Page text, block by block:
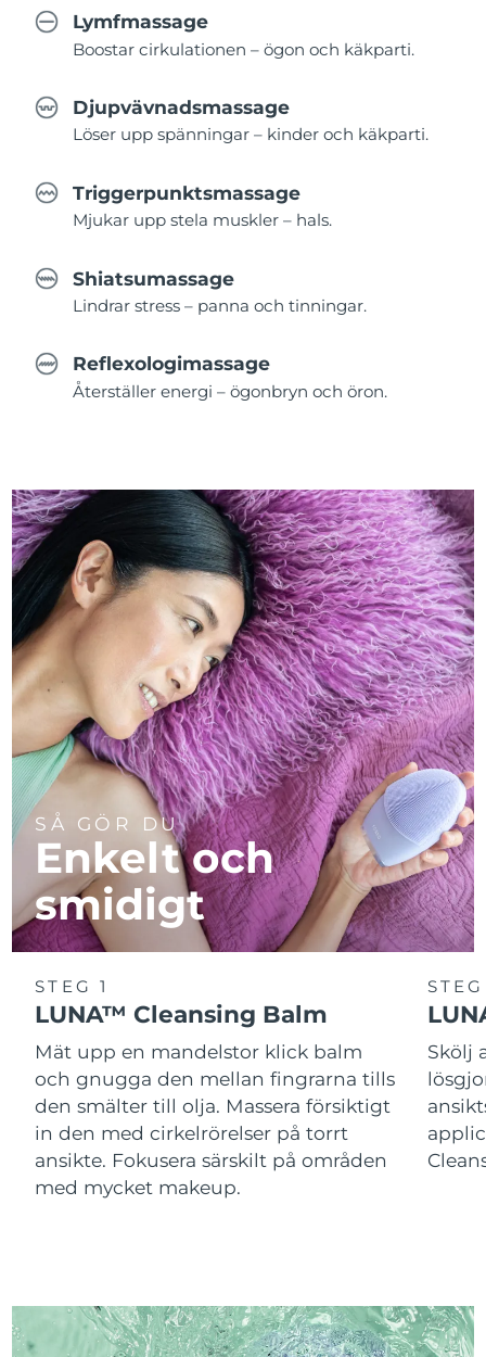
Lymfmassage
Boostar cirkulationen – ögon och käkparti.
Djupvävnadsmassage
Löser upp spänningar – kinder och käkparti.
Triggerpunktsmassage
Mjukar upp stela muskler – hals.
Shiatsumassage
Lindrar stress – panna och tinningar.
Reflexologimassage
Återställer energi – ögonbryn och öron.
SÅ GÖR DU
Enkelt och
smidigt
STEG 1
LUNA™ Cleansing Balm
Mät upp en mandelstor klick balm
och gnugga den mellan fingrarna tills
den smälter till olja. Massera försiktigt
in den med cirkelrörelser på torrt
ansikte. Fokusera särskilt på områden
med mycket makeup.
Skölj